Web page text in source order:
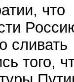
что
сливать
того,